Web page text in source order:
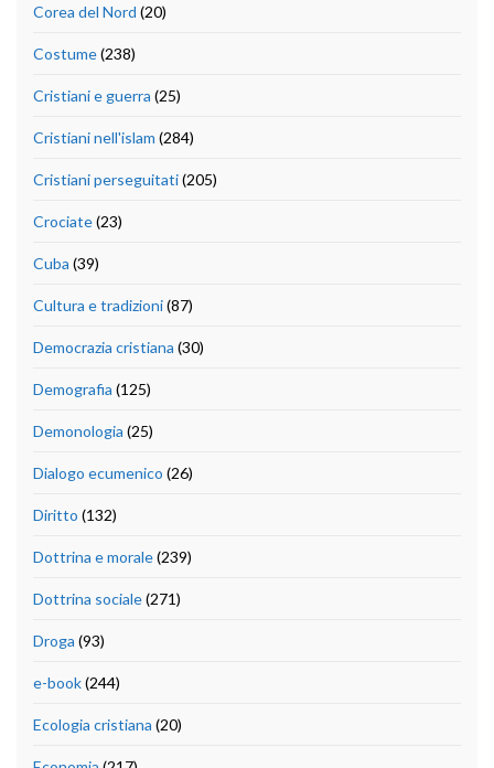
Corea del Nord (20)
Costume(238)
Cristiani e guerra (25)
Cristiani nell'islam (284)
Cristiani perseguitati(205)
Crociate(23)
Cuba (39)
Cultura e tradizioni(87)
Democrazia cristiana (30)
Demografia (125)
Demonologia (25)
Dialogo ecumenico (26)
Diritto (132)
Dottrina e morale(239)
Dottrina sociale(271)
Droga (93)
e-book(244)
Ecologia cristiana (20)